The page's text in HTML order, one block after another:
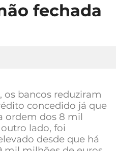
fechada
os bancos reduziram
concedido já que
ordem dos 8 mil
lado, foi
desde que há